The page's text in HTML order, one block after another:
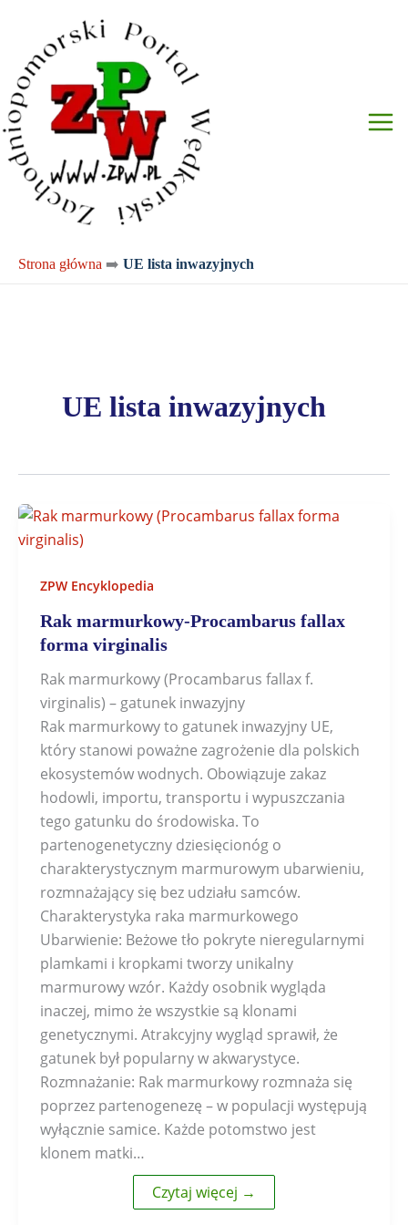
treści
Strona główna ➡️ UE lista inwazyjnych
UE lista inwazyjnych
ZPW Encyklopedia
Rak marmurkowy-Procambarus fallax
forma virginalis
Rak marmurkowy (Procambarus fallax f.
virginalis) – gatunek inwazyjny
Rak marmurkowy to gatunek inwazyjny UE,
który stanowi poważne zagrożenie dla polskich
ekosystemów wodnych. Obowiązuje zakaz
hodowli, importu, transportu i wypuszczania
tego gatunku do środowiska. To
partenogenetyczny dziesięcionóg o
charakterystycznym marmurowym ubarwieniu,
rozmnażający się bez udziału samców.
Charakterystyka raka marmurkowego
Ubarwienie: Beżowe tło pokryte nieregularnymi
plamkami i kropkami tworzy unikalny
marmurowy wzór. Każdy osobnik wygląda
inaczej, mimo że wszystkie są klonami
genetycznymi. Atrakcyjny wygląd sprawił, że
gatunek był popularny w akwarystyce.
Rozmnażanie: Rak marmurkowy rozmnaża się
poprzez partenogenezę – w populacji występują
wyłącznie samice. Każde potomstwo jest
klonem matki…
Czytaj więcej →